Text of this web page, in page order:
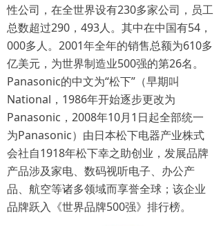
性公司，在全世界设有230多家公司，员工
总数超过290，493人。其中在中国有54，
000多人。2001年全年的销售总额为610多
亿美元，为世界制造业500强的第26名。
Panasonic的中文为“松下”（早期叫
National，1986年开始逐步更改为
Panasonic，2008年10月1日起全部统一
为Panasonic）由日本松下电器产业株式
会社自1918年松下幸之助创业，发展品牌
产品涉及家电、数码视听电子、办公产
品、航空等诸多领域而享誉全球；该企业
品牌跃入《世界品牌500强》排行榜。